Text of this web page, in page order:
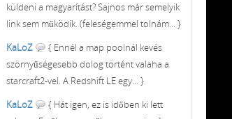
küldeni a magyarítást? Sajnos már semelyik
link sem működik. (feleségemmel tolnám... }
KaLoZ
{ Ennél a map poolnál kevés
szörnyűségesebb dolog történt valaha a
starcraft2-vel. A Redshift LE egy... }
KaLoZ
{ Hát igen, ez is időben ki lett